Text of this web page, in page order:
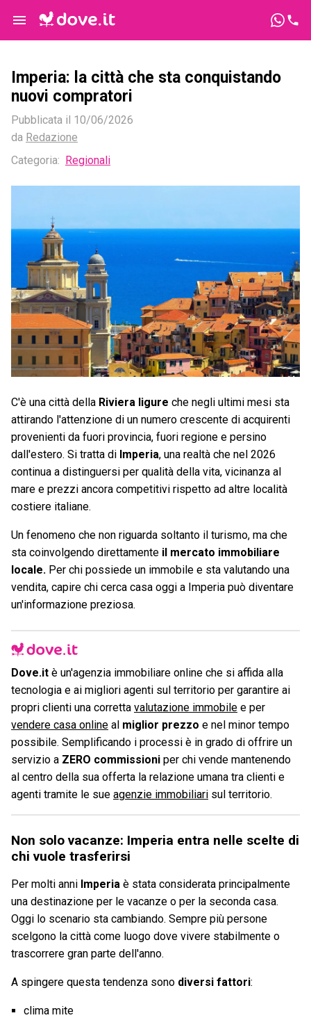
Imperia: la città che sta conquistando
nuovi compratori
Pubblicata il 10/06/2026
da Redazione
Categoria:
Regionali
C'è una città della Riviera ligure che negli ultimi mesi sta
attirando l'attenzione di un numero crescente di acquirenti
provenienti da fuori provincia, fuori regione e persino
dall'estero. Si tratta di Imperia, una realtà che nel 2026
continua a distinguersi per qualità della vita, vicinanza al
mare e prezzi ancora competitivi rispetto ad altre località
costiere italiane.
Un fenomeno che non riguarda soltanto il turismo, ma che
sta coinvolgendo direttamente il mercato immobiliare
locale. Per chi possiede un immobile e sta valutando una
vendita, capire chi cerca casa oggi a Imperia può diventare
un'informazione preziosa.
Dove.it è un'agenzia immobiliare online che si affida alla
tecnologia e ai migliori agenti sul territorio per garantire ai
propri clienti una corretta valutazione immobile e per
vendere casa online al miglior prezzo e nel minor tempo
possibile. Semplificando i processi è in grado di offrire un
servizio a ZERO commissioni per chi vende mantenendo
al centro della sua offerta la relazione umana tra clienti e
agenti tramite le sue agenzie immobiliari sul territorio.
Non solo vacanze: Imperia entra nelle scelte di
chi vuole trasferirsi
Per molti anni Imperia è stata considerata principalmente
una destinazione per le vacanze o per la seconda casa.
Oggi lo scenario sta cambiando. Sempre più persone
scelgono la città come luogo dove vivere stabilmente o
trascorrere gran parte dell'anno.
A spingere questa tendenza sono diversi fattori:
clima mite